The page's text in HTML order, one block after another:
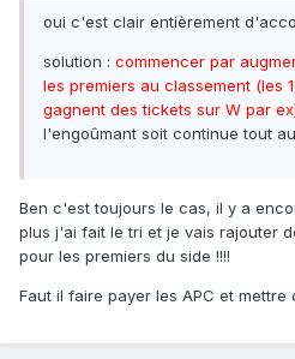
oui c'est clair entièrement
solution : commencer par
les premiers au classement (les
gagnent des tickets sur W par
l'engoûmant soit continue tout
Ben c'est toujours le cas, il y a
plus j'ai fait le tri et je vais rajouter
pour les premiers du side !!!!
Faut il faire payer les APC et mettre